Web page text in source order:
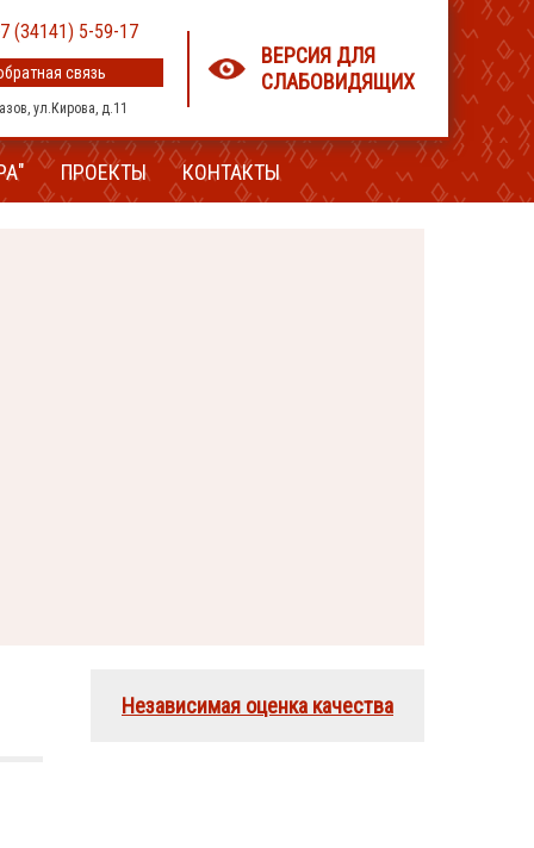
(34141) 5-59-17
связь
ул.Кирова, д.11
ВЕРСИЯ ДЛЯ
СЛАБОВИДЯЩИХ
ПРОЕКТЫ КОНТАКТЫ
Независимая оценка качества